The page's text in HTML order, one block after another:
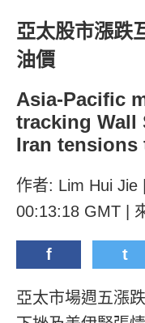
亞太股市漲跌
油價
Asia-Pacific
tracking Wall
Iran tensions
作者: Lim Hui Jie
00:13:18 GMT |
f t
亞太市場週五漲